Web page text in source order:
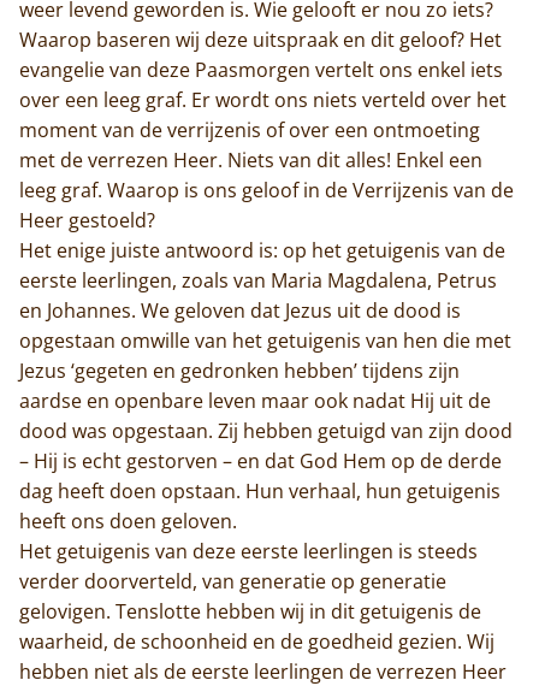
weer levend geworden is. Wie gelooft er nou zo iets?
Waarop baseren wij deze uitspraak en dit geloof? Het
evangelie van deze Paasmorgen vertelt ons enkel iets
over een leeg graf. Er wordt ons niets verteld over het
moment van de verrijzenis of over een ontmoeting
met de verrezen Heer. Niets van dit alles! Enkel een
leeg graf. Waarop is ons geloof in de Verrijzenis van de
Heer gestoeld?
Het enige juiste antwoord is: op het getuigenis van de
eerste leerlingen, zoals van Maria Magdalena, Petrus
en Johannes. We geloven dat Jezus uit de dood is
opgestaan omwille van het getuigenis van hen die met
Jezus ‘gegeten en gedronken hebben’ tijdens zijn
aardse en openbare leven maar ook nadat Hij uit de
dood was opgestaan. Zij hebben getuigd van zijn dood
– Hij is echt gestorven – en dat God Hem op de derde
dag heeft doen opstaan. Hun verhaal, hun getuigenis
heeft ons doen geloven.
Het getuigenis van deze eerste leerlingen is steeds
verder doorverteld, van generatie op generatie
gelovigen. Tenslotte hebben wij in dit getuigenis de
waarheid, de schoonheid en de goedheid gezien. Wij
hebben niet als de eerste leerlingen de verrezen Heer